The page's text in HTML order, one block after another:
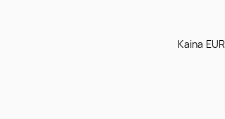
Kaina EUR